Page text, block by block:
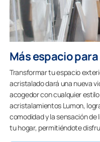
Más espacio para
Transformar tu espacio
acristalado dará una nueva
acogedor con cualquier
acristalamientos Lumon,
comodidad y la sensación
tu hogar, permitiéndote